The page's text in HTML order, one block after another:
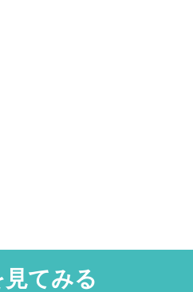
てみる